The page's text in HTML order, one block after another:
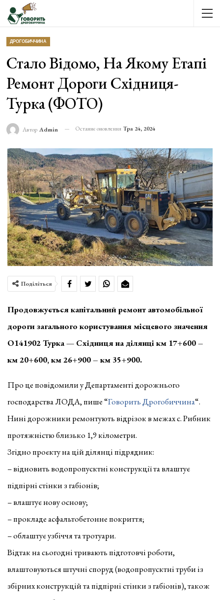
ДРОГОБИЧЧИНА
Стало Відомо, На Якому Етапі
Ремонт Дороги Східниця-
Турка (ФОТО)
Автор Admin Останнє оновлення Тра 24, 2024
Поділіться
Продовжується капітальний ремонт автомобільної
дороги загального користування місцевого значення
О141902 Турка — Східниця на ділянці км 17+600 –
км 20+600, км 26+900 – км 35+900.
Про це повідомили у Департаменті дорожнього
господарства ЛОДА, пише “Говорить Дрогобиччина“.
Нині дорожники ремонтують відрізок в межах с. Рибник
протяжністю близько 1,9 кілометри.
Згідно проєкту на цій ділянці підрядник:
–відновить водопропусктні конструкції та влаштує
підпірні стінки з габіонів;
–влаштує нову основу;
–прокладе асфальтобетонне покриття;
–облаштує узбіччя та тротуари.
Відтак на сьогодні тривають підготовчі роботи,
влаштовуються штучні споруд (водопропусктні труби із
збірних конструкцій та підпірні стінки з габіонів), також